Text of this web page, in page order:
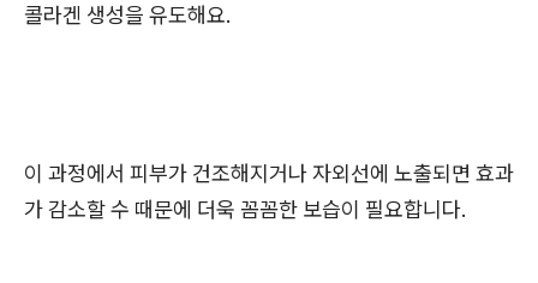
콜라겐 생성을 유도해요.
이 과정에서 피부가 건조해지거나 자외선에 노출되면 효과
가 감소할 수 때문에 더욱 꼼꼼한 보습이 필요합니다.